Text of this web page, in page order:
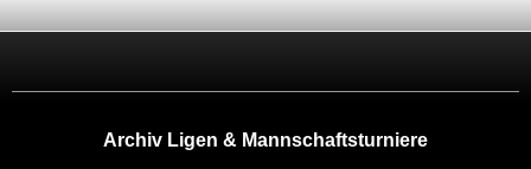
Archiv Ligen & Mannschaftsturniere